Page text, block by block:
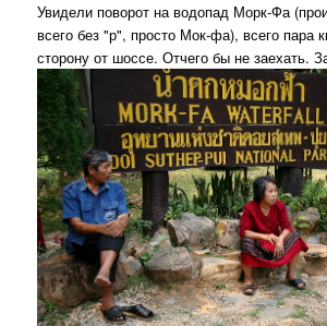
Увидели поворот на водопад Морк-Фа
всего без "р", просто Мок-фа), всего пара
сторону от шоссе. Отчего бы не заехать.